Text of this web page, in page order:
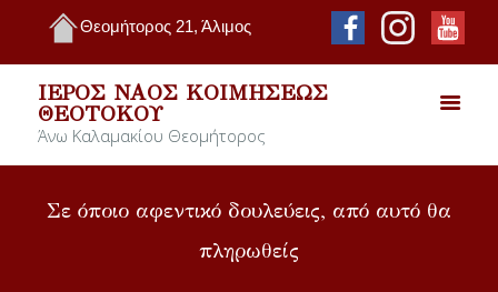
Θεομήτορος 21, Άλιμος
ΙΕΡΌΣ ΝΑΌΣ ΚΟΙΜΉΣΕΩΣ
ΘΕΟΤΌΚΟΥ
Άνω Καλαμακίου Θεομήτορος
Σε όποιο αφεντικό δουλεύεις, από αυτό θα
πληρωθείς